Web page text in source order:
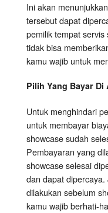
Ini akan
tersebut dapat
pemilik tempat servis
tidak bisa
kamu wajib untuk
Pilih Yang Bayar Di
Untuk menghindari
untuk membayar
showcase sudah
Pembayaran yang
showcase selesai
dan dapat
dilakukan sebelum
kamu wajib berhati-